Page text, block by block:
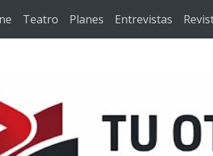
Teatro Planes Entrevistas